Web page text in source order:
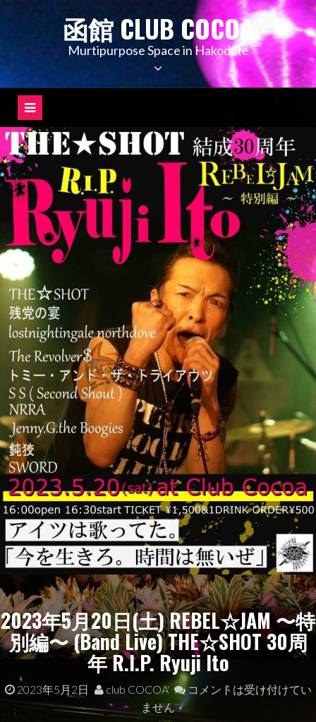
ツ
キ
ッ
プ
函館 CLUB COCOA
Murtipurpose Space in Hakodate
2023年5月20日(土) REBEL☆JAM 〜特
別編〜 (Band Live) THE☆SHOT 30周
年 R.I.P. Ryuji Ito
2023年5月2日 club COCOA
コメントは受け付けてい
ません